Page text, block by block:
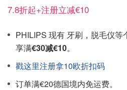
7.8折起+注册立减€10
PHILIPS 现有 牙刷，脱毛仪等
享满€30减€10。
戳这里注册拿10欧折扣码
订单满€20德国境内免运费。